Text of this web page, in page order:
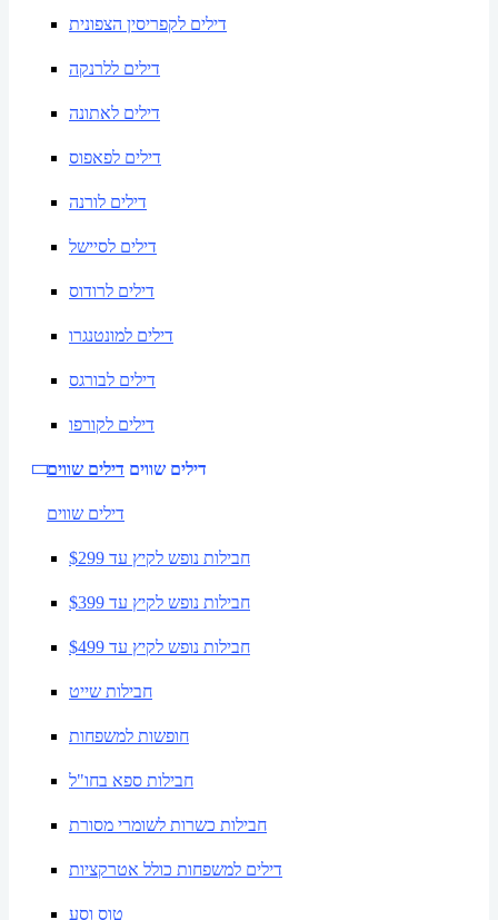
דילים לקפריסין הצפונית
דילים ללרנקה
דילים לאתונה
דילים לפאפוס
דילים לורנה
דילים לסיישל
דילים לרודוס
דילים למונטנגרו
דילים לבורגס
דילים לקורפו
דילים שווים דילים שווים
דילים שווים
חבילות נופש לקיץ עד $299
חבילות נופש לקיץ עד $399
חבילות נופש לקיץ עד $499
חבילות שייט
חופשות למשפחות
חבילות ספא בחו"ל
חבילות כשרות לשומרי מסורת
דילים למשפחות כולל אטרקציות
טוס וסע